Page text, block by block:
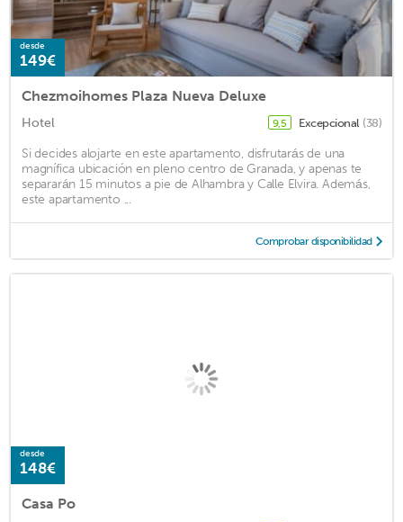
desde
149€
Chezmoihomes Plaza Nueva Deluxe
Hotel 9,5 Excepcional (38)
Si decides alojarte en este apartamento, disfrutarás de una
magnífica ubicación en pleno centro de Granada, y apenas te
separarán 15 minutos a pie de Alhambra y Calle Elvira. Además,
este apartamento ...
Comprobar disponibilidad
desde
148€
Casa Po